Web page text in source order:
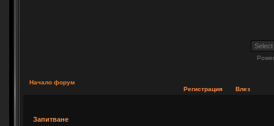
Начало форум
Регистрация
Влез
Запитване